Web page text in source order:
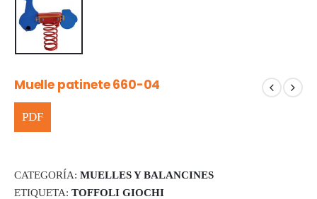
Muelle patinete 660-04
CATEGORÍA: MUELLES Y BALANCINES
ETIQUETA: TOFFOLI GIOCHI